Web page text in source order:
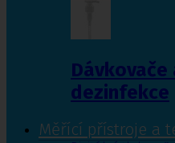
dezinfekce
Měřící přístroje a